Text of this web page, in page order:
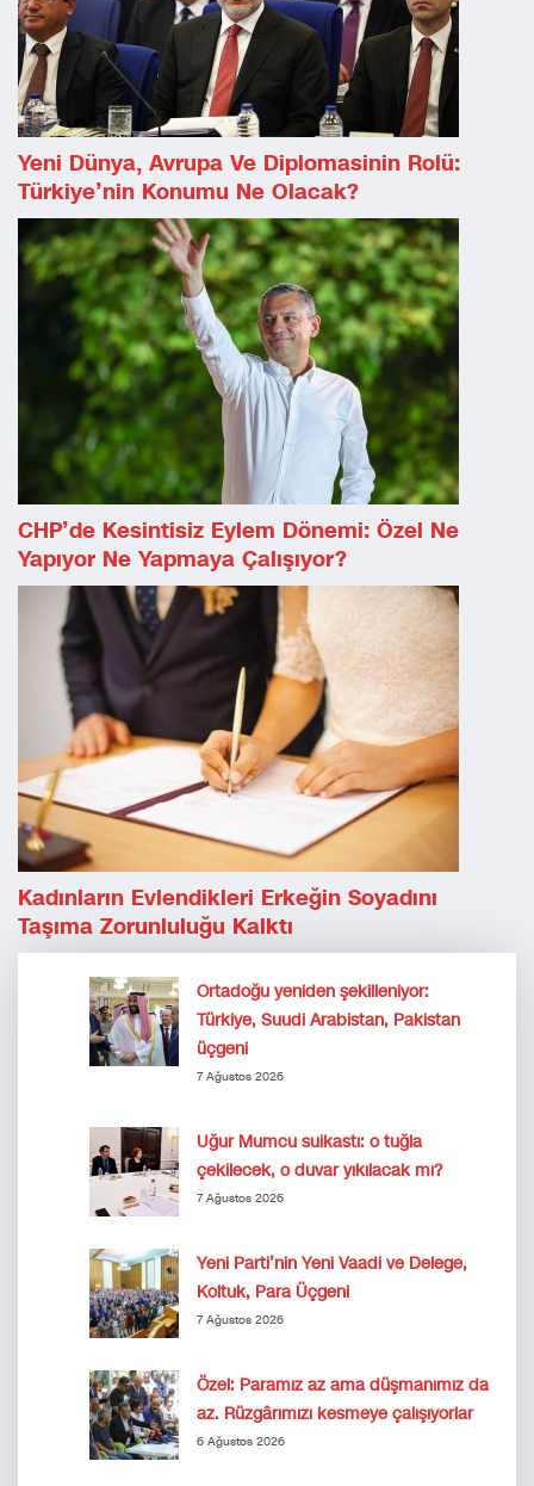
Yeni Dünya, Avrupa Ve Diplomasinin Rolü:
Türkiye’nin Konumu Ne Olacak?
CHP’de Kesintisiz Eylem Dönemi: Özel Ne
Yapıyor Ne Yapmaya Çalışıyor?
Kadınların Evlendikleri Erkeğin Soyadını
Taşıma Zorunluluğu Kalktı
Ortadoğu yeniden şekilleniyor:
Türkiye, Suudi Arabistan, Pakistan
üçgeni
7 Ağustos 2026
Uğur Mumcu suikastı: o tuğla
çekilecek, o duvar yıkılacak mı?
7 Ağustos 2026
Yeni Parti’nin Yeni Vaadi ve Delege,
Koltuk, Para Üçgeni
7 Ağustos 2026
Özel: Paramız az ama düşmanımız da
az. Rüzgârımızı kesmeye çalışıyorlar
6 Ağustos 2026